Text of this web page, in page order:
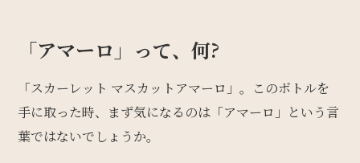
「アマーロ」って、何?
「スカーレット マスカットアマーロ」。このボトルを
手に取った時、まず気になるのは「アマーロ」という言
葉ではないでしょうか。